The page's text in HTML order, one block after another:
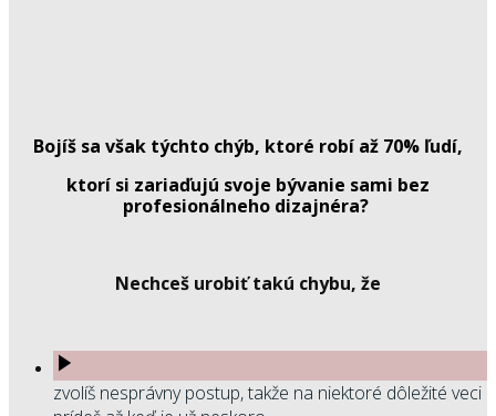
Bojíš sa však týchto chýb, ktoré robí až 70% ľudí,
ktorí si zariaďujú svoje bývanie sami bez
profesionálneho dizajnéra?
Nechceš urobiť takú chybu, že
zvolíš nesprávny postup, takže na niektoré dôležité veci